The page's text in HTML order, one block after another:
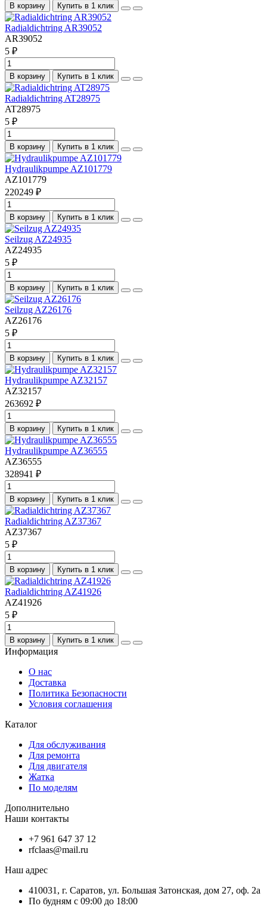
В корзину Купить в 1 клик
Radialdichtring AR39052
AR39052
5 ₽
В корзину Купить в 1 клик
Radialdichtring AT28975
AT28975
5 ₽
В корзину Купить в 1 клик
Hydraulikpumpe AZ101779
AZ101779
220249 ₽
В корзину Купить в 1 клик
Seilzug AZ24935
AZ24935
5 ₽
В корзину Купить в 1 клик
Seilzug AZ26176
AZ26176
5 ₽
В корзину Купить в 1 клик
Hydraulikpumpe AZ32157
AZ32157
263692 ₽
В корзину Купить в 1 клик
Hydraulikpumpe AZ36555
AZ36555
328941 ₽
В корзину Купить в 1 клик
Radialdichtring AZ37367
AZ37367
5 ₽
В корзину Купить в 1 клик
Radialdichtring AZ41926
AZ41926
5 ₽
В корзину Купить в 1 клик
Информация
О нас
Доставка
Политика Безопасности
Условия соглашения
Каталог
Для обслуживания
Для ремонта
Для двигателя
Жатка
По моделям
Дополнительно
Наши контакты
+7 961 647 37 12
rfclaas@mail.ru
Наш адрес
410031, г. Саратов, ул. Большая Затонская, дом 27, оф. 2а
По будням с 09:00 до 18:00